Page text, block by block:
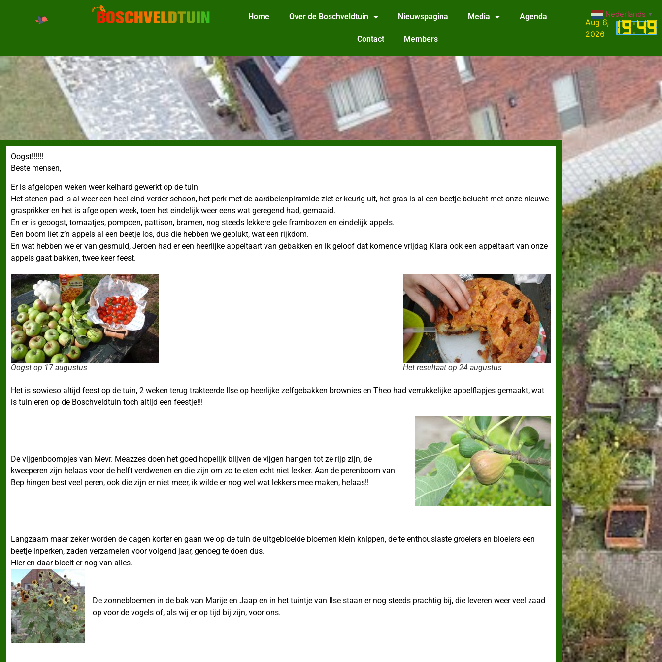
Home Over de Boschveldtuin Nieuwspagina Media Agenda
Contact Members
19:49
Aug 6,
2026
Oogst!!!!!!
Beste mensen,
Er is afgelopen weken weer keihard gewerkt op de tuin.
Het stenen pad is al weer een heel eind verder schoon, het perk met de aardbeienpiramide ziet er keurig uit, het gras is al een beetje belucht met onze nieuwe
grasprikker en het is afgelopen week, toen het eindelijk weer eens wat geregend had, gemaaid.
En er is geoogst, tomaatjes, pompoen, pattison, bramen, nog steeds lekkere gele frambozen en eindelijk appels.
Een boom liet z’n appels al een beetje los, dus die hebben we geplukt, wat een rijkdom.
En wat hebben we er van gesmuld, Jeroen had er een heerlijke appeltaart van gebakken en ik geloof dat komende vrijdag Klara ook een appeltaart van onze
appels gaat bakken, twee keer feest.
Oogst op 17 augustus Het resultaat op 24 augustus
Het is sowieso altijd feest op de tuin, 2 weken terug trakteerde Ilse op heerlijke zelfgebakken brownies en Theo had verrukkelijke appelflapjes gemaakt, wat
is tuinieren op de Boschveldtuin toch altijd een feestje!!!
De vijgenboompjes van Mevr. Meazzes doen het goed hopelijk blijven de vijgen hangen tot ze rijp zijn, de
kweeperen zijn helaas voor de helft verdwenen en die zijn om zo te eten echt niet lekker. Aan de perenboom van
Bep hingen best veel peren, ook die zijn er niet meer, ik wilde er nog wel wat lekkers mee maken, helaas!!
Langzaam maar zeker worden de dagen korter en gaan we op de tuin de uitgebloeide bloemen klein knippen, de te enthousiaste groeiers en bloeiers een
beetje inperken, zaden verzamelen voor volgend jaar, genoeg te doen dus.
Hier en daar bloeit er nog van alles.
De zonnebloemen in de bak van Marije en Jaap en in het tuintje van Ilse staan er nog steeds prachtig bij, die leveren weer veel zaad
op voor de vogels of, als wij er op tijd bij zijn, voor ons.
Nederlands ▼